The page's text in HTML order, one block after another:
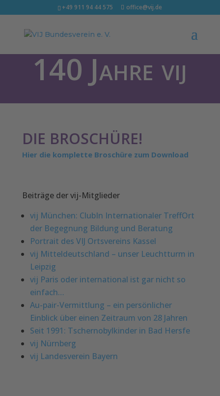
+49 911 94 44 575 office@vij.de
140 Jahre vij
DIE BROSCHÜRE!
Hier die komplette Broschüre zum Download
Beiträge der vij-Mitglieder
vij München: ClubIn Internationaler TreffOrt
der Begegnung Bildung und Beratung
Portrait des VIJ Ortsvereins Kassel
vij Mitteldeutschland – unser Leuchtturm in
Leipzig
vij Paris oder international ist gar nicht so
einfach…
Au-pair-Vermittlung – ein persönlicher
Einblick über einen Zeitraum von 28 Jahren
Seit 1991: Tschernobylkinder in Bad Hersfe
vij Nürnberg
vij Landesverein Bayern